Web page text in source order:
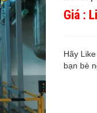
Giá :
Hãy
bạn bè